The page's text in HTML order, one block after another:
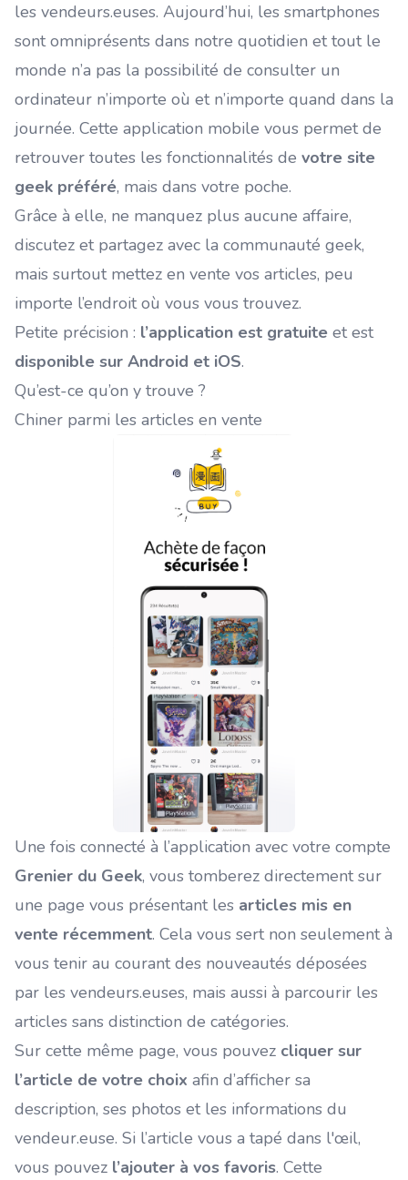
les vendeurs.euses. Aujourd’hui, les smartphones
sont omniprésents dans notre quotidien et tout le
monde n’a pas la possibilité de consulter un
ordinateur n’importe où et n’importe quand dans la
journée. Cette application mobile vous permet de
retrouver toutes les fonctionnalités de votre site
geek préféré, mais dans votre poche.
Grâce à elle, ne manquez plus aucune affaire,
discutez et partagez avec la communauté geek,
mais surtout mettez en vente vos articles, peu
importe l’endroit où vous vous trouvez.
Petite précision : l’application est gratuite et est
disponible sur Android et iOS.
Qu’est-ce qu’on y trouve ?
Chiner parmi les articles en vente
Une fois connecté à l’application avec votre compte
Grenier du Geek, vous tomberez directement sur
une page vous présentant les articles mis en
vente récemment. Cela vous sert non seulement à
vous tenir au courant des nouveautés déposées
par les vendeurs.euses, mais aussi à parcourir les
articles sans distinction de catégories.
Sur cette même page, vous pouvez cliquer sur
l’article de votre choix afin d’afficher sa
description, ses photos et les informations du
vendeur.euse. Si l’article vous a tapé dans l'œil,
vous pouvez l’ajouter à vos favoris. Cette